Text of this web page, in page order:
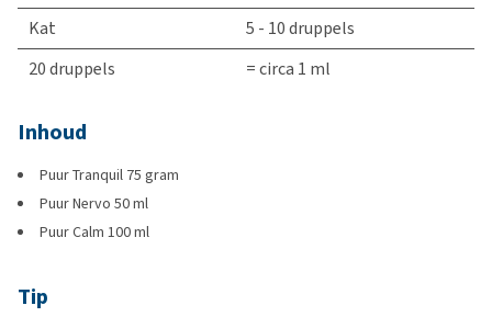
Kat
5 - 10 druppels
20 druppels
= circa 1 ml
Inhoud
Puur Tranquil 75 gram
Puur Nervo 50 ml
Puur Calm 100 ml
Tip